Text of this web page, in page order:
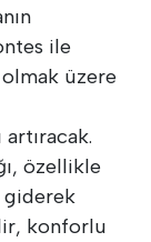
ile
olmak üzere
özellikle
giderek
konforlu